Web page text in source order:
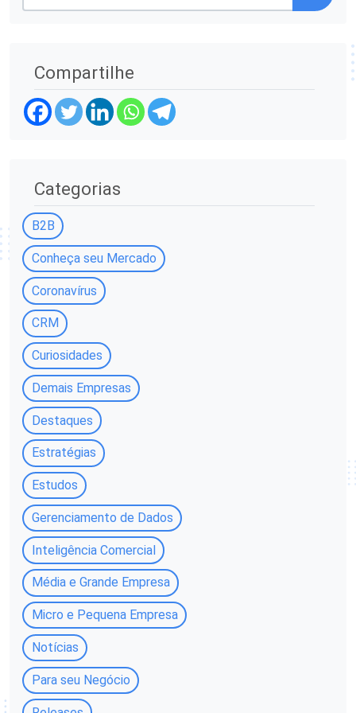
Compartilhe
Categorias
B2B
Conheça seu Mercado
Coronavírus
CRM
Curiosidades
Demais Empresas
Destaques
Estratégias
Estudos
Gerenciamento de Dados
Inteligência Comercial
Média e Grande Empresa
Micro e Pequena Empresa
Notícias
Para seu Negócio